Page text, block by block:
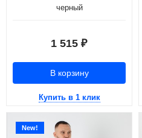
черный
1 515 ₽
В корзину
Купить в 1 клик
New!